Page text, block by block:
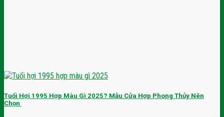
Tuổi Hợi 1995 Hợp Màu Gì 2025? Mẫu Cửa Hợp Phong Thủy Nên
Chọn